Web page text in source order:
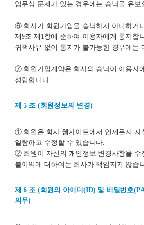
업무상 문제가 있는 경우에는 승낙을 유보
⑥ 회사가 회원가입을 승낙하지 아니하거
제9조 제1항에 준하여 이용자에게 통지합
귀책사유 없이 통지가 불가능한 경우에는
⑦ 회원가입계약은 회사의 승낙이 이용자
성립합니다.
제 5 조 (회원정보의 변경)
① 회원은 회사 웹사이트에서 언제든지 자
열람하고 수정할 수 있습니다.
② 회원이 자신의 개인정보 변경사항을 수
불이익에 대하여는 회사가 책임지지 않습
제 6 조 (회원의 아이디(ID) 및 비밀번호
의무)